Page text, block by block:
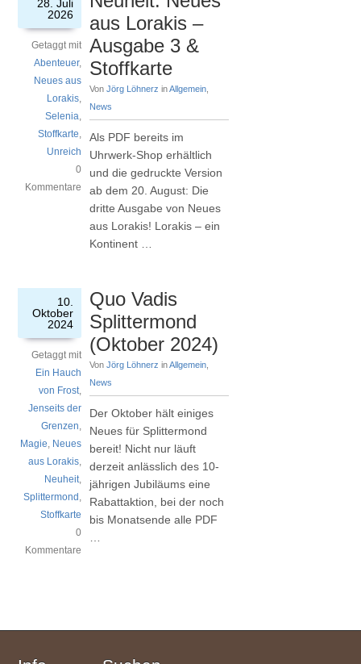
28. Juli
2026
Getaggt mit
Abenteuer,
Neues aus
Lorakis,
Selenia,
Stoffkarte,
Unreich
0
Kommentare
aus Lorakis –
Ausgabe 3 &
Stoffkarte
VonJörg Löhnerz inAllgemein
News
Als PDF bereits im
Uhrwerk-Shop erhältlich
und die gedruckte Version
ab dem 20. August: Die
dritte Ausgabe von Neues
aus Lorakis! Lorakis – ein
Kontinent …
10.
Oktober
2024
Getaggt mit
Ein Hauch
von Frost,
Jenseits der
Grenzen,
Magie, Neues
aus Lorakis,
Neuheit,
Splittermond ,
Stoffkarte
0
Kommentare
Quo Vadis
Splittermond
(Oktober 2024)
VonJörg Löhnerz inAllgemein
News
Der Oktober hält einiges
Neues für Splittermond
bereit! Nicht nur läuft
derzeit anlässlich des 10-
jährigen Jubiläums eine
Rabattaktion, bei der noch
bis Monatsende alle PDF